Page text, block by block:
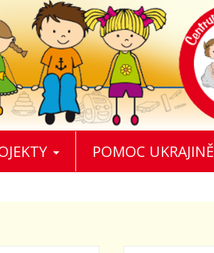
POMOC UKRAJINĚ